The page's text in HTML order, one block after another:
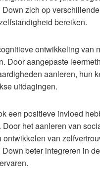
zich op verschillende
bereiken.
ontwikkeling van
Door aangepaste
aanleren, hun
uitdagingen.
een positieve invloed
het aanleren van
van
beter integreren in de